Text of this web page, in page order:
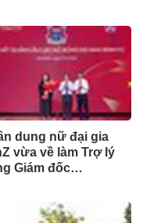
công ty sắp lên sàn
dung nữ đại gia
vừa về làm Trợ lý
Giám đốc
Giám đốc doanh
hàng không vũ